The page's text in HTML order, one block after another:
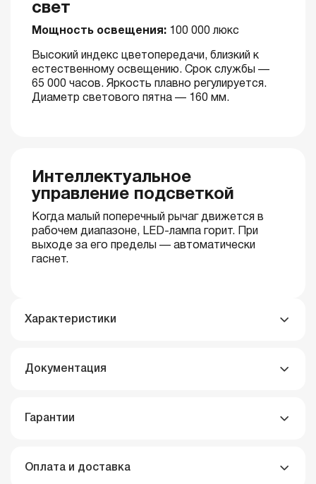
свет
Мощность освещения: 100 000 люкс
Высокий индекс цветопередачи, близкий к
естественному освещению. Срок службы —
65 000 часов. Яркость плавно регулируется.
Диаметр светового пятна — 160 мм.
Интеллектуальное
управление подсветкой
Когда малый поперечный рычаг движется в
рабочем диапазоне, LED-лампа горит. При
выходе за его пределы — автоматически
гаснет.
Характеристики
Документация
Гарантии
Оплата и доставка